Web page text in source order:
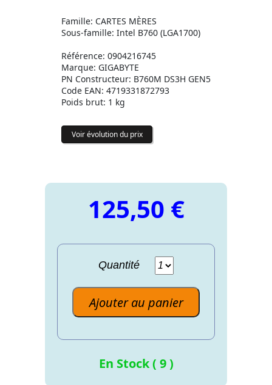
Famille: CARTES MÈRES
Sous-famille: Intel B760 (LGA1700)
Référence: 0904216745
Marque: GIGABYTE
PN Constructeur: B760M DS3H GEN5
Code EAN: 4719331872793
Poids brut: 1 kg
Voir évolution du prix
125,50 €
Quantité
Ajouter au panier
En Stock ( 9 )